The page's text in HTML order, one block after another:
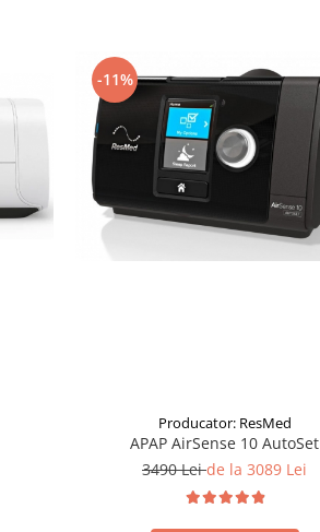
-11%
Producator: ResMed
APAP AirSense 10 AutoSet
3490 Leide la 3089 Lei